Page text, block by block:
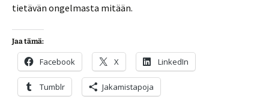
tietävän ongelmasta mitään.
Jaa tämä:
Facebook X LinkedIn
Tumblr Jakamistapoja